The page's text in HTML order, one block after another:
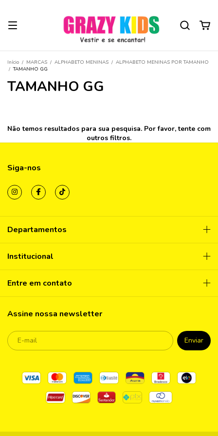
Início / MARCAS / ALPHABETO MENINAS / ALPHABETO MENINAS POR TAMANHO
/ TAMANHO GG
TAMANHO GG
Não temos resultados para sua pesquisa. Por favor, tente com
outros filtros.
Siga-nos
Departamentos
Institucional
Entre em contato
Assine nossa newsletter